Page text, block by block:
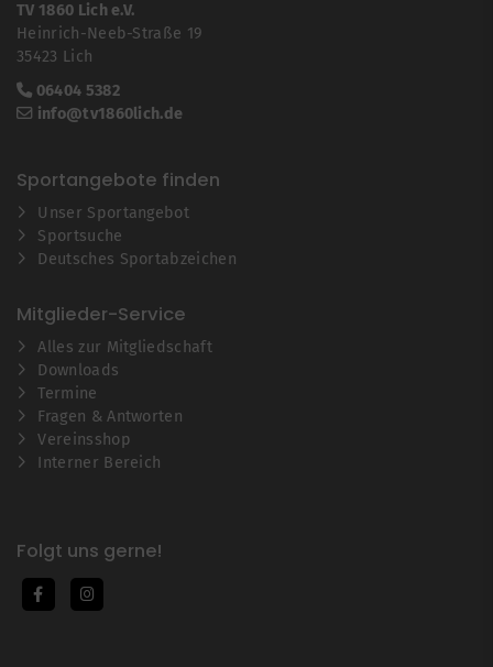
TV 1860 Lich e.V.
Heinrich-Neeb-Straße 19
35423 Lich
06404 5382
info@tv1860lich.de
Sportangebote finden
Unser Sportangebot
Sportsuche
Deutsches Sportabzeichen
Mitglieder-Service
Alles zur Mitgliedschaft
Downloads
Termine
Fragen & Antworten
Vereinsshop
Interner Bereich
Folgt uns gerne!